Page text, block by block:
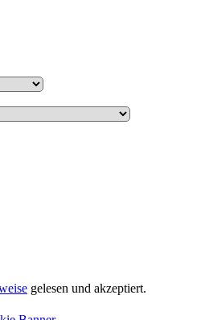
gelesen und akzeptiert.